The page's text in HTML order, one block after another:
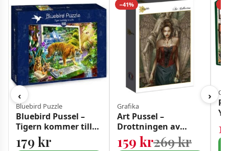
‹
Bluebird Puzzle
Bluebird Pussel –
Tigern kommer till
liv 1500 bitar
179 kr
−41%
Grafika
Art Pussel –
Drottningen av
Ghouls 2000 bitar
269krDet
159 kr Det
›